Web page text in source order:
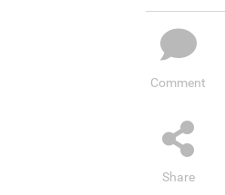
Comment
Share